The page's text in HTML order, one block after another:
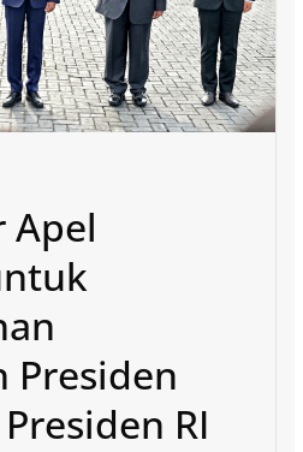
Apel
Presiden
RI